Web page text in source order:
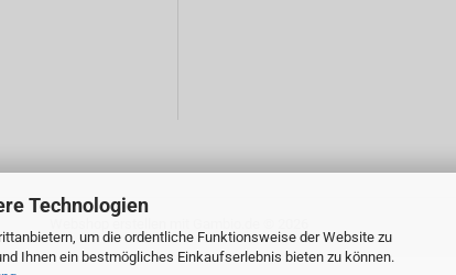
Technologien
um die ordentliche Funktionsweise der Website zu
Ihnen ein bestmögliches Einkaufserlebnis bieten zu können.